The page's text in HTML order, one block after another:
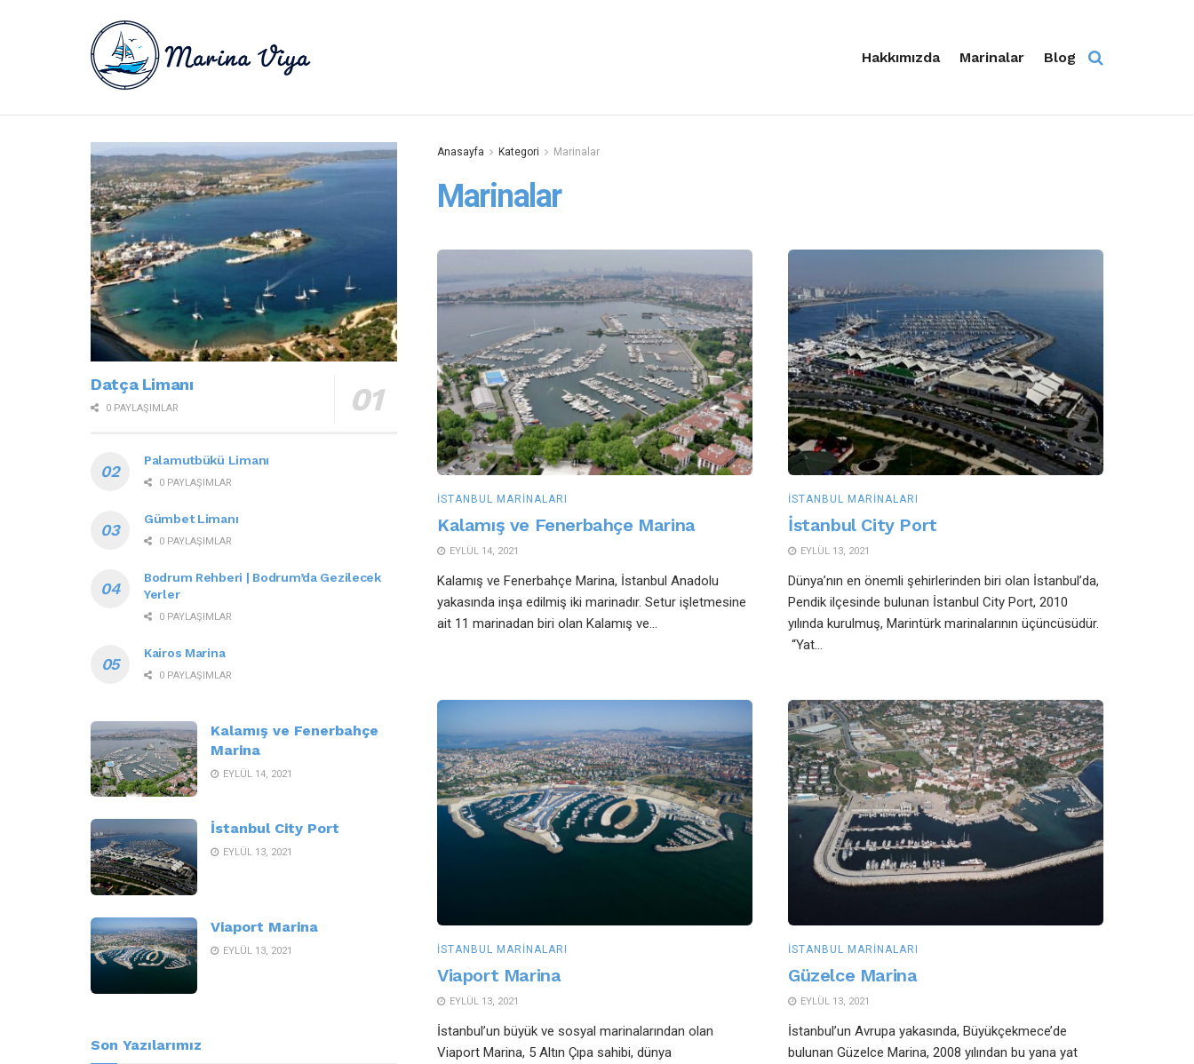
Hakkımızda Marinalar Blog
Anasayfa Kategori Marinalar
Marinalar
İSTANBUL MARINALARI
Kalamış ve Fenerbahçe Marina
EYLÜL 14, 2021
Kalamış ve Fenerbahçe Marina, İstanbul Anadolu
yakasında inşa edilmiş iki marinadır. Setur işletmesine
ait 11 marinadan biri olan Kalamış ve...
İSTANBUL MARINALARI
İstanbul City Port
EYLÜL 13, 2021
Dünya’nın en önemli şehirlerinden biri olan İstanbul’da,
Pendik ilçesinde bulunan İstanbul City Port, 2010
yılında kurulmuş, Marintürk marinalarının üçüncüsüdür.
“Yat...
İSTANBUL MARINALARI
Viaport Marina
EYLÜL 13, 2021
İstanbul’un büyük ve sosyal marinalarından olan
Viaport Marina, 5 Altın Çıpa sahibi, dünya
İSTANBUL MARINALARI
Güzelce Marina
EYLÜL 13, 2021
İstanbul’un Avrupa yakasında, Büyükçekmece’de
bulunan Güzelce Marina, 2008 yılından bu yana yat
Datça Limanı
0 PAYLAŞIMLAR
Palamutbükü Limanı
0 PAYLAŞIMLAR
Gümbet Limanı
0 PAYLAŞIMLAR
Bodrum Rehberi | Bodrum’da Gezilecek
Yerler
0 PAYLAŞIMLAR
Kairos Marina
0 PAYLAŞIMLAR
Kalamış ve Fenerbahçe
Marina
EYLÜL 14, 2021
İstanbul City Port
EYLÜL 13, 2021
Viaport Marina
EYLÜL 13, 2021
Son Yazılarımız